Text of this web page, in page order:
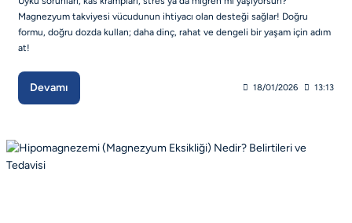
Magnezyum takviyesi vücudunun ihtiyacı olan desteği sağlar! Doğru
formu, doğru dozda kullan; daha dinç, rahat ve dengeli bir yaşam için adım
at!
Devamı 18/01/2026 13:13